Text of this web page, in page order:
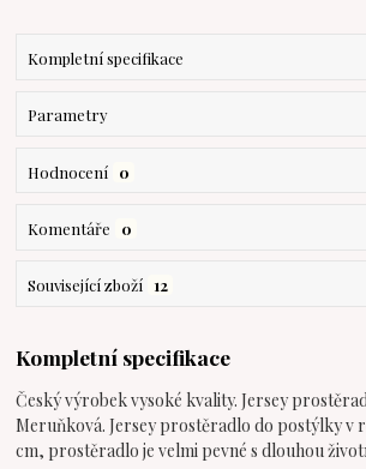
Kompletní specifikace
Parametry
Hodnocení 0
Komentáře 0
Související zboží 12
Kompletní specifikace
Český výrobek vysoké kvality. Jersey
Meruňková. Jersey prostěradlo do postýlky v
cm, prostěradlo je velmi pevné s dlouhou